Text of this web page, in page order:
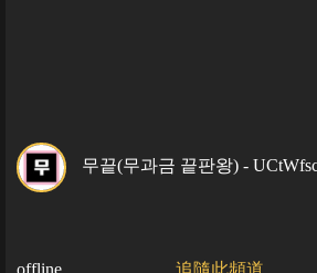
무끝(무과금 끝판왕) -
offline 追隨此頻道